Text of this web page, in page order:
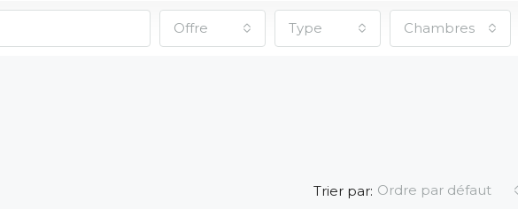
Offre Type Chambres
Trier par: Ordre par défaut